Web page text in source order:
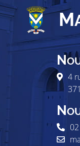
M
N
4
N